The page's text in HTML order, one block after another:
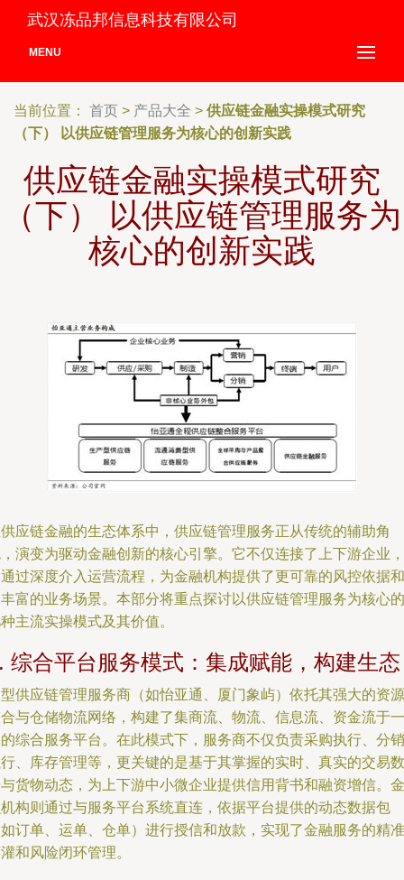
武汉冻品邦信息科技有限公司
MENU
当前位置： 首页 > 产品大全 > 供应链金融实操模式研究
（下） 以供应链管理服务为核心的创新实践
供应链金融实操模式研究
（下） 以供应链管理服务为
核心的创新实践
应链金融的生态体系中，供应链管理服务正从传统的辅助角
演变为驱动金融创新的核心引擎。它不仅连接了上下游企业，
过深度介入运营流程，为金融机构提供了更可靠的风控依据和
富的业务场景。本部分将重点探讨以供应链管理服务为核心的
主流实操模式及其价值。
综合平台服务模式：集成赋能，构建生态
供应链管理服务商（如怡亚通、厦门象屿）依托其强大的资源
与仓储物流网络，构建了集商流、物流、信息流、资金流于一
综合服务平台。在此模式下，服务商不仅负责采购执行、分销
、库存管理等，更关键的是基于其掌握的实时、真实的交易数
货物动态，为上下游中小微企业提供信用背书和融资增信。金
构则通过与服务平台系统直连，依据平台提供的动态数据包
订单、运单、仓单）进行授信和放款，实现了金融服务的精准
和风险闭环管理。